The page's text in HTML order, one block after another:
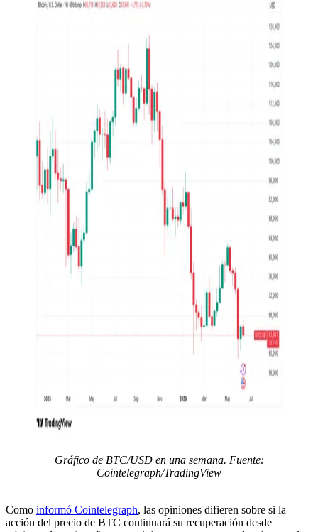
Gráfico de BTC/USD en una semana. Fuente:
Cointelegraph/TradingView
Como informó Cointelegraph, las opiniones difieren sobre si la
acción del precio de BTC continuará su recuperación desde